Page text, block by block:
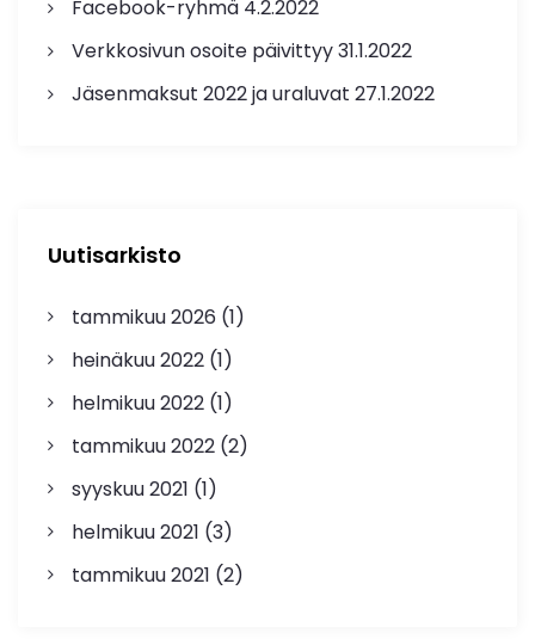
Facebook-ryhmä 4.2.2022
Verkkosivun osoite päivittyy31.1.2022
Jäsenmaksut 2022 ja uraluvat 27.1.2022
Uutisarkisto
tammikuu 2026 (1)
heinäkuu 2022(1)
helmikuu 2022(1)
tammikuu 2022(2)
syyskuu 2021 (1)
helmikuu 2021 (3)
tammikuu 2021 (2)